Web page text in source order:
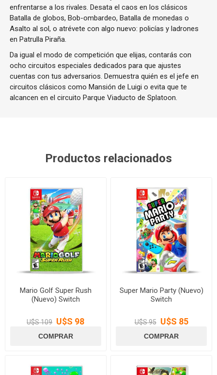
enfrentarse a los rivales. Desata el caos en los clásicos
Batalla de globos, Bob-ombardeo, Batalla de monedas o
Asalto al sol, o atrévete con algo nuevo: policías y ladrones
en Patrulla Piraña.
Da igual el modo de competición que elijas, contarás con
ocho circuitos especiales dedicados para que ajustes
cuentas con tus adversarios. Demuestra quién es el jefe en
circuitos clásicos como Mansión de Luigi o evita que te
alcancen en el circuito Parque Viaducto de Splatoon.
Productos relacionados
Mario Golf Super Rush
(Nuevo) Switch
U$S 109 U$S 98
Super Mario Party (Nuevo)
Switch
U$S 95 U$S 85